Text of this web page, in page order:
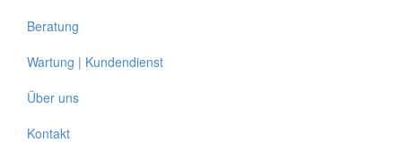
Beratung
Wartung | Kundendienst
Über uns
Kontakt